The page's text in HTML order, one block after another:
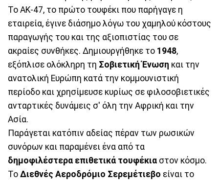
Το AK-47, το πρώτο τουφέκι που παρήγαγε η
εταιρεία, έγινε διάσημο λόγω του χαμηλού κόστους
παραγωγής του και της αξιοπιστίας του σε
ακραίες συνθήκες. Δημιουργήθηκε το 1948,
εξόπλισε ολόκληρη τη Σοβιετική Ένωση και την
ανατολική Ευρώπη κατά την κομμουνιστική
περίοδο και χρησίμευσε κυρίως σε φιλοσοβιετικές
ανταρτικές δυνάμεις σ' όλη την Αφρική και την
Ασία.
Παράγεται κατόπιν αδείας πέραν των ρωσικών
συνόρων και παραμένει ένα από τα
δημοφιλέστερα επιθετικά τουφέκια στον κόσμο.
Το Διεθνές Αεροδρόμιο Σερεμέτιεβο είναι το